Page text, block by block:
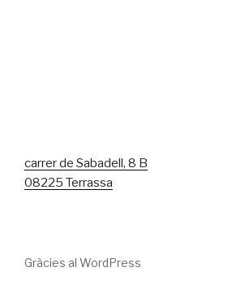
carrer de Sabadell, 8 B
08225 Terrassa
Gràcies al WordPress